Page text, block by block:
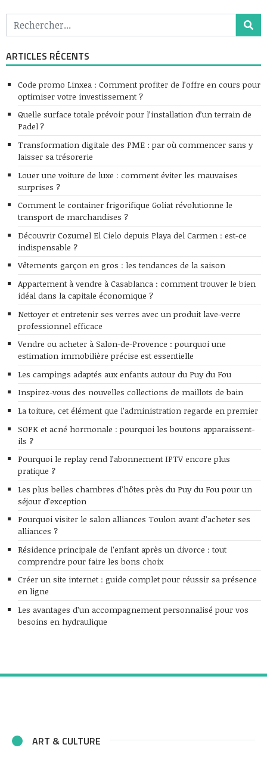
ARTICLES RÉCENTS
Code promo Linxea : Comment profiter de l’offre en cours pour
optimiser votre investissement ?
Quelle surface totale prévoir pour l’installation d’un terrain de
Padel ?
Transformation digitale des PME : par où commencer sans y
laisser sa trésorerie
Louer une voiture de luxe : comment éviter les mauvaises
surprises ?
Comment le container frigorifique Goliat révolutionne le
transport de marchandises ?
Découvrir Cozumel El Cielo depuis Playa del Carmen : est-ce
indispensable ?
Vêtements garçon en gros : les tendances de la saison
Appartement à vendre à Casablanca : comment trouver le bien
idéal dans la capitale économique ?
Nettoyer et entretenir ses verres avec un produit lave-verre
professionnel efficace
Vendre ou acheter à Salon-de-Provence : pourquoi une
estimation immobilière précise est essentielle
Les campings adaptés aux enfants autour du Puy du Fou
Inspirez-vous des nouvelles collections de maillots de bain
La toiture, cet élément que l’administration regarde en premier
SOPK et acné hormonale : pourquoi les boutons apparaissent-
ils ?
Pourquoi le replay rend l’abonnement IPTV encore plus
pratique ?
Les plus belles chambres d’hôtes près du Puy du Fou pour un
séjour d’exception
Pourquoi visiter le salon alliances Toulon avant d’acheter ses
alliances ?
Résidence principale de l’enfant après un divorce : tout
comprendre pour faire les bons choix
Créer un site internet : guide complet pour réussir sa présence
en ligne
Les avantages d’un accompagnement personnalisé pour vos
besoins en hydraulique
ART & CULTURE